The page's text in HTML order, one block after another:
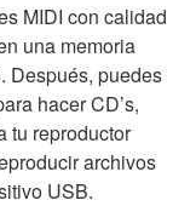
MIDI con calidad
una memoria
Después, puedes
hacer CD’s,
tu reproductor
archivos
USB.